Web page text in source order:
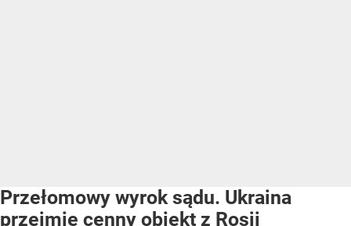
Przełomowy wyrok sądu. Ukraina
przejmie cenny obiekt z Rosji